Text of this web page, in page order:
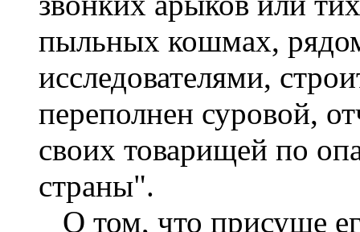
пыльных кошмах,
исследователями,
переполнен суровой,
своих товарищей по
страны".
О том, что присуще